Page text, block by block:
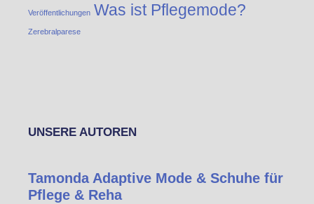
Veröffentlichungen Was ist Pflegemode?
Zerebralparese
UNSERE AUTOREN
Tamonda Adaptive Mode & Schuhe für
Pflege & Reha